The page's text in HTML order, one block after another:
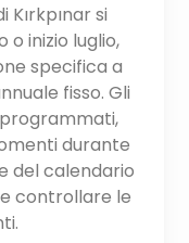
si
o inizio luglio,
specifica a
fisso. Gli
durante
del calendario
controllare le